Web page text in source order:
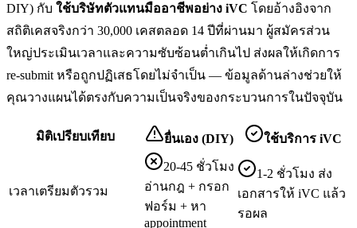
DIY) กับ ใช้บริษัทตัวแทนมืออาชีพอย่าง iVC โดยอ้างอิงจาก
สถิติเคสจริงกว่า 30,000 เคสตลอด 14 ปีที่ผ่านมา ผู้สมัครส่วน
ใหญ่ประเมินเวลาและความซับซ้อนต่ำเกินไป ส่งผลให้เกิดการ
re-submit หรือถูกปฏิเสธโดยไม่จำเป็น — ข้อมูลด้านล่างช่วยให้
คุณวางแผนได้ตรงกับความเป็นจริงของกระบวนการในปัจจุบัน
มิติเปรียบเทียบ ยื่นเอง (DIY) ใช้บริการ iVC
เวลาเตรียมตัวรวม
20-45 ชั่วโมง
อ่านกฎ + กรอก
ฟอร์ม + หา
appointment
1-2 ชั่วโมง ส่ง
เอกสารให้ iVC แล้ว
รอผล